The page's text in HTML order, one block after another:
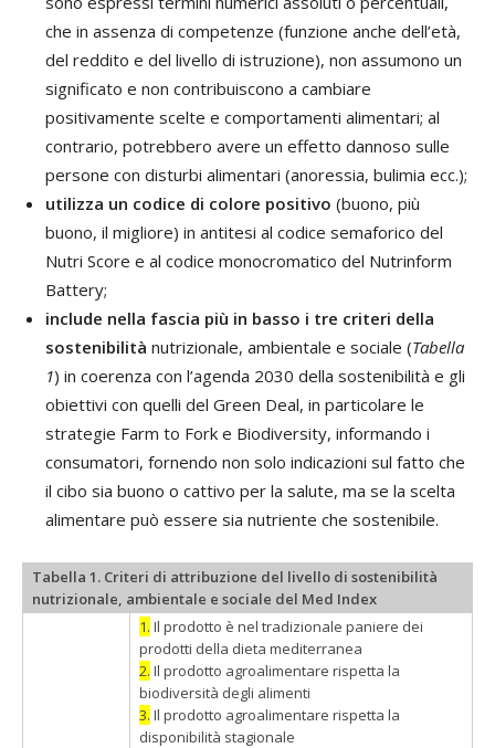
che in assenza di competenze (funzione anche dell’età,
del reddito e del livello di istruzione), non assumono un
significato e non contribuiscono a cambiare
positivamente scelte e comportamenti alimentari; al
contrario, potrebbero avere un effetto dannoso sulle
persone con disturbi alimentari (anoressia, bulimia ecc.);
utilizza un codice di colore positivo (buono, più
buono, il migliore) in antitesi al codice semaforico del
Nutri Score e al codice monocromatico del Nutrinform
Battery;
include nella fascia più in basso i tre criteri della
sostenibilità nutrizionale, ambientale e sociale (Tabella
1) in coerenza con l’agenda 2030 della sostenibilità e gli
obiettivi con quelli del Green Deal, in particolare le
strategie Farm to Fork e Biodiversity, informando i
consumatori, fornendo non solo indicazioni sul fatto che
il cibo sia buono o cattivo per la salute, ma se la scelta
alimentare può essere sia nutriente che sostenibile.
Tabella 1. Criteri di attribuzione del livello di sostenibilità
nutrizionale, ambientale e sociale del Med Index
1. Il prodotto è nel tradizionale paniere dei
prodotti della dieta mediterranea
2. Il prodotto agroalimentare rispetta la
biodiversità degli alimenti
3. Il prodotto agroalimentare rispetta la
disponibilità stagionale